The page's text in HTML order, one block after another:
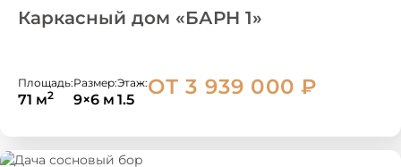
Каркасный дом «БАРН 1»
Площадь:
71 м2
Размер:
9×6 м
Этаж:
1.5
ОТ 3 939 000 ₽